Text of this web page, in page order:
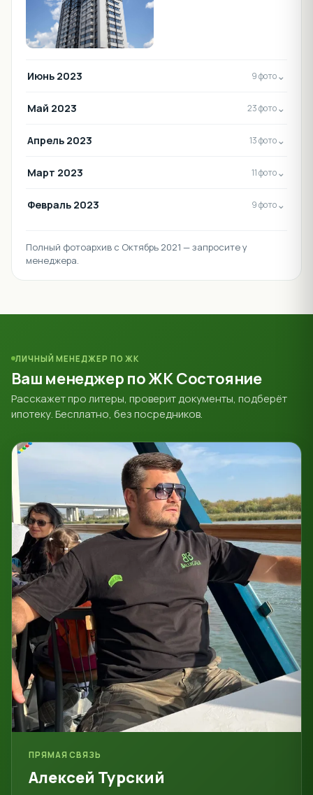
Июнь 2023 9 фото⌄
Май 2023 23 фото⌄
Апрель 2023 13 фото⌄
Март 2023 11 фото⌄
Февраль 2023 9 фото⌄
Полный фотоархив с Октябрь 2021 — запросите у
менеджера.
ЛИЧНЫЙ МЕНЕДЖЕР ПО ЖК
Ваш менеджер по ЖК Состояние
Расскажет про литеры, проверит документы, подберёт
ипотеку. Бесплатно, без посредников.
ПРЯМАЯ СВЯЗЬ
Алексей Турский